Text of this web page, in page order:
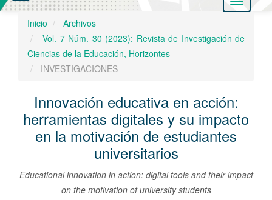
r
c
l
C
t
Toggle
Inicio
Archivos
Vol. 7 Núm. 30 (2023): Revista de Investigación de
Ciencias de la Educación, Horizontes
INVESTIGACIONES
Innovación educativa en acción:
herramientas digitales y su impacto
en la motivación de estudiantes
universitarios
Educational innovation in action: digital tools and their impact
on the motivation of university students